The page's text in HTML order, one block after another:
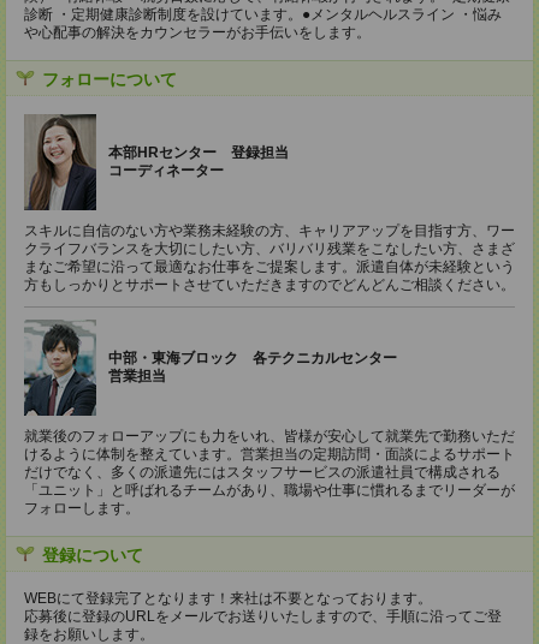
診断 ・定期健康診断制度を設けています。●メンタルヘルスライン ・悩み
や心配事の解決をカウンセラーがお手伝いをします。
フォローについて
本部HRセンター 登録担当
コーディネーター
スキルに自信のない方や業務未経験の方、キャリアアップを目指す方、ワー
クライフバランスを大切にしたい方、バリバリ残業をこなしたい方、さまざ
まなご希望に沿って最適なお仕事をご提案します。派遣自体が未経験という
方もしっかりとサポートさせていただきますのでどんどんご相談ください。
中部・東海ブロック 各テクニカルセンター
営業担当
就業後のフォローアップにも力をいれ、皆様が安心して就業先で勤務いただ
けるように体制を整えています。営業担当の定期訪問・面談によるサポート
だけでなく、多くの派遣先にはスタッフサービスの派遣社員で構成される
「ユニット」と呼ばれるチームがあり、職場や仕事に慣れるまでリーダーが
フォローします。
登録について
WEBにて登録完了となります！来社は不要となっております。
応募後に登録のURLをメールでお送りいたしますので、手順に沿ってご登
録をお願いします。